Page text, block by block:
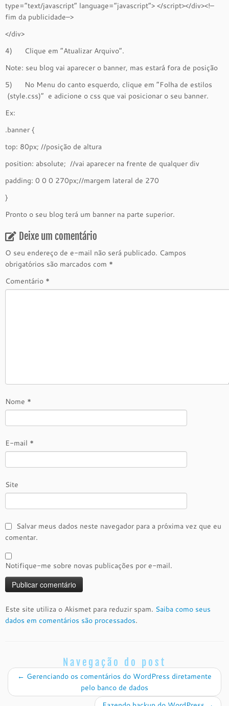
type=”text/javascript” language=”javascript”> </script></div><!–
fim da publicidade–>
</div>
4) Clique em “Atualizar Arquivo”.
Note: seu blog vai aparecer o banner, mas estará fora de posição
5) No Menu do canto esquerdo, clique em “Folha de estilos
(style.css)” e adicione o css que vai posicionar o seu banner.
Ex:
.banner {
top: 80px; //posição de altura
position: absolute; //vai aparecer na frente de qualquer div
padding: 0 0 0 270px;//margem lateral de 270
}
Pronto o seu blog terá um banner na parte superior.
Deixe um comentário
O seu endereço de e-mail não será publicado. Campos
obrigatórios são marcados com *
Comentário *
Nome *
E-mail *
Site
Salvar meus dados neste navegador para a próxima vez que eu
comentar.
Notifique-me sobre novas publicações por e-mail.
Este site utiliza o Akismet para reduzir spam. Saiba como seus
dados em comentários são processados.
Navegação do post
← Gerenciando os comentários do WordPress diretamente
pelo banco de dados